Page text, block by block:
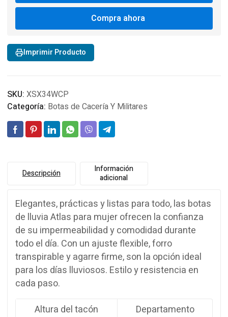
Para
Rosadas
cantidad
Compra ahora
Imprimir Producto
SKU: XSX34WCP
Categoría: Botas de Cacería Y Militares
Descripción
Información
adicional
Elegantes, prácticas y listas para todo, las botas
de lluvia Atlas para mujer ofrecen la confianza
de su impermeabilidad y comodidad durante
todo el día. Con un ajuste flexible, forro
transpirable y agarre firme, son la opción ideal
para los días lluviosos. Estilo y resistencia en
cada paso.
Altura del tacón
Departamento